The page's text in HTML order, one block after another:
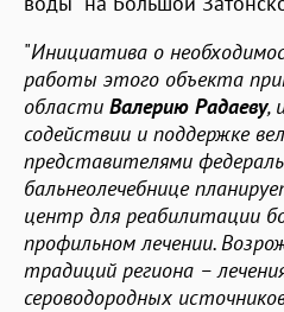
"Инициатива о
работы этого объекта
области Валерию Радаеву,
содействии и поддержке
представителями
бальнеолечебнице
центр для реабилитации
профильном лечении.
традиций региона –
сероводородных